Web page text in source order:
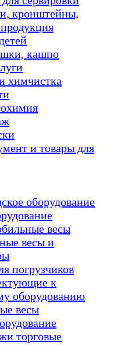
кронштейны,
кашпо
химчистка
и товары для
оборудование
весы
весы и
погрузчиков
к
оборудованию
весы
торговые